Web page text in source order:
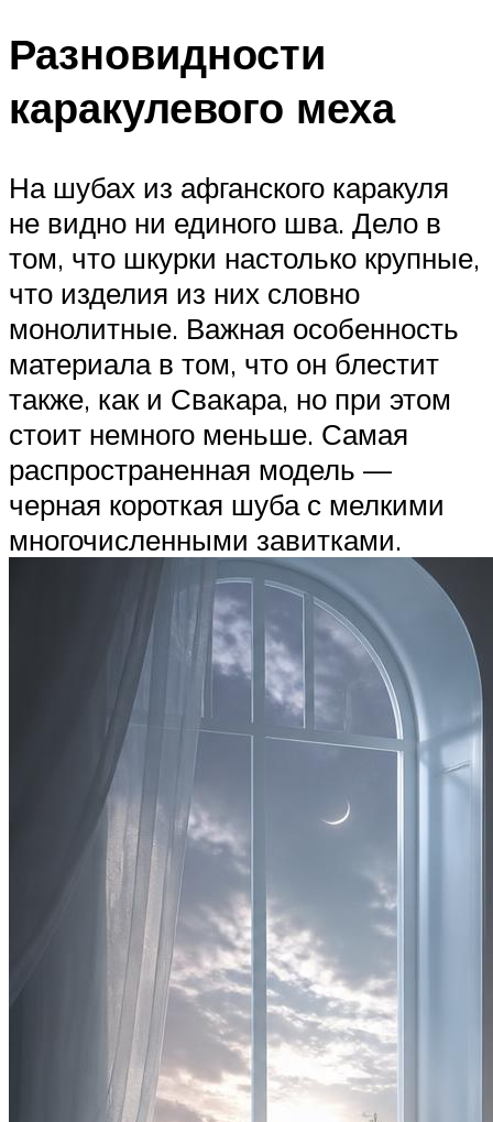
Разновидности
каракулевого меха
На шубах из афганского каракуля
не видно ни единого шва. Дело в
том, что шкурки настолько крупные,
что изделия из них словно
монолитные. Важная особенность
материала в том, что он блестит
также, как и Свакара, но при этом
стоит немного меньше. Самая
распространенная модель —
черная короткая шуба с мелкими
многочисленными завитками.